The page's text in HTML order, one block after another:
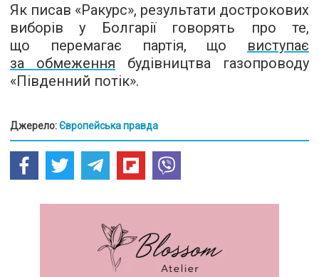
Як писав «Ракурс», результати дострокових
виборів у Болгарії говорять про те,
що перемагає партія, що виступає
за обмеження будівництва газопроводу
«Південний потік».
Джерело:Європейська правда